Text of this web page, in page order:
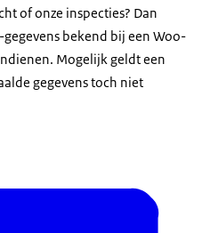
of onze inspecties? Dan
bekend bij een Woo-
Mogelijk geldt een
gegevens toch niet